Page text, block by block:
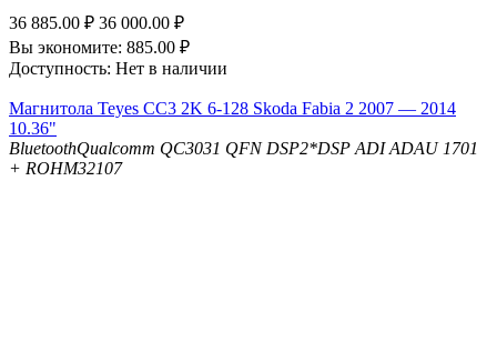
36 885.00 ₽ 36 000.00 ₽
Вы экономите: 885.00 ₽
Доступность: Нет в наличии
Магнитола Teyes CC3 2K 6-128 Skoda Fabia 2 2007 — 2014
10.36"
BluetoothQualcomm QC3031 QFN DSP2*DSP ADI ADAU 1701
+ ROHM32107